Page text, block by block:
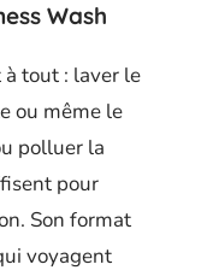
Wash
tout : laver le
ou même le
polluer la
pour
Son format
voyagent